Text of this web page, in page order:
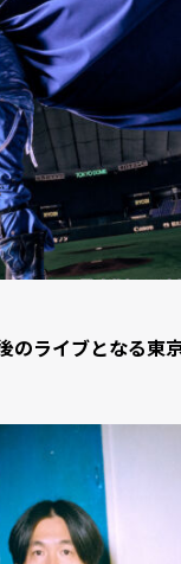
のライブとなる東